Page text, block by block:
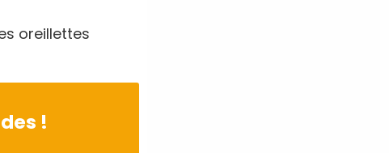
oreillettes
!